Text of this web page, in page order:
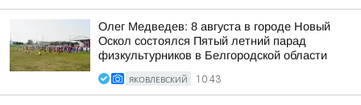
Олег Медведев: 8 августа в городе Новый
Оскол состоялся Пятый летний парад
физкультурников в Белгородской области
ЯКОВЛЕВСКИЙ 10:43